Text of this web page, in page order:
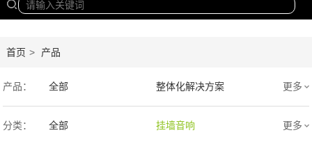
首页 > 产品
产品： 全部 整体化解决方案
音响产品 投影产品
更多
分类： 全部 挂墙音响 更多